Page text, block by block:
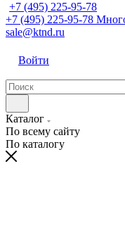
+7 (495) 225-95-78
+7 (495) 225-95-78
sale@ktnd.ru
Войти
Каталог
По всему сайту
По каталогу